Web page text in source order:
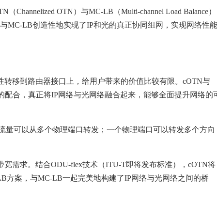
Channelized OTN）与MC-LB（Multi-channel Load Balance）
MC-LB创造性地实现了IP和光的真正协同组网，实现网络性能
移到路由器接口上，给用户带来的价值比较有限。cOTN与
合，真正将IP网络与光网络融合起来，能够全面提升网络的
可以从多个物理端口转发；一个物理端口可以转发多个方向
需求。结合ODU-flex技术（ITU-T即将发布标准），cOTN将
方案，与MC-LB一起完美地构建了IP网络与光网络之间的桥